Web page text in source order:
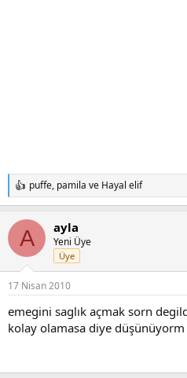
T
e
k
l
:
puffe, pamila ve Hayal elif
A ayla
Yeni Üye
Üye
17 Nisan 2010
emegini saglık açmak sorn
kolay olamasa diye düşünüyorm